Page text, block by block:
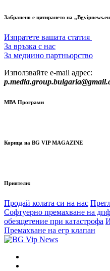
Забранено е цитирането на
Изпратете вашата статия
За връзка с нас
За медиино партньорство
Използвайте e-mail адрес:
МВА Програми
Корица на BG VIP MAGAZINE
Приятели:
Продай колата си на нас
Софтуерно премахване на
обезщетение при катастрофа
Премахване на егр клапан